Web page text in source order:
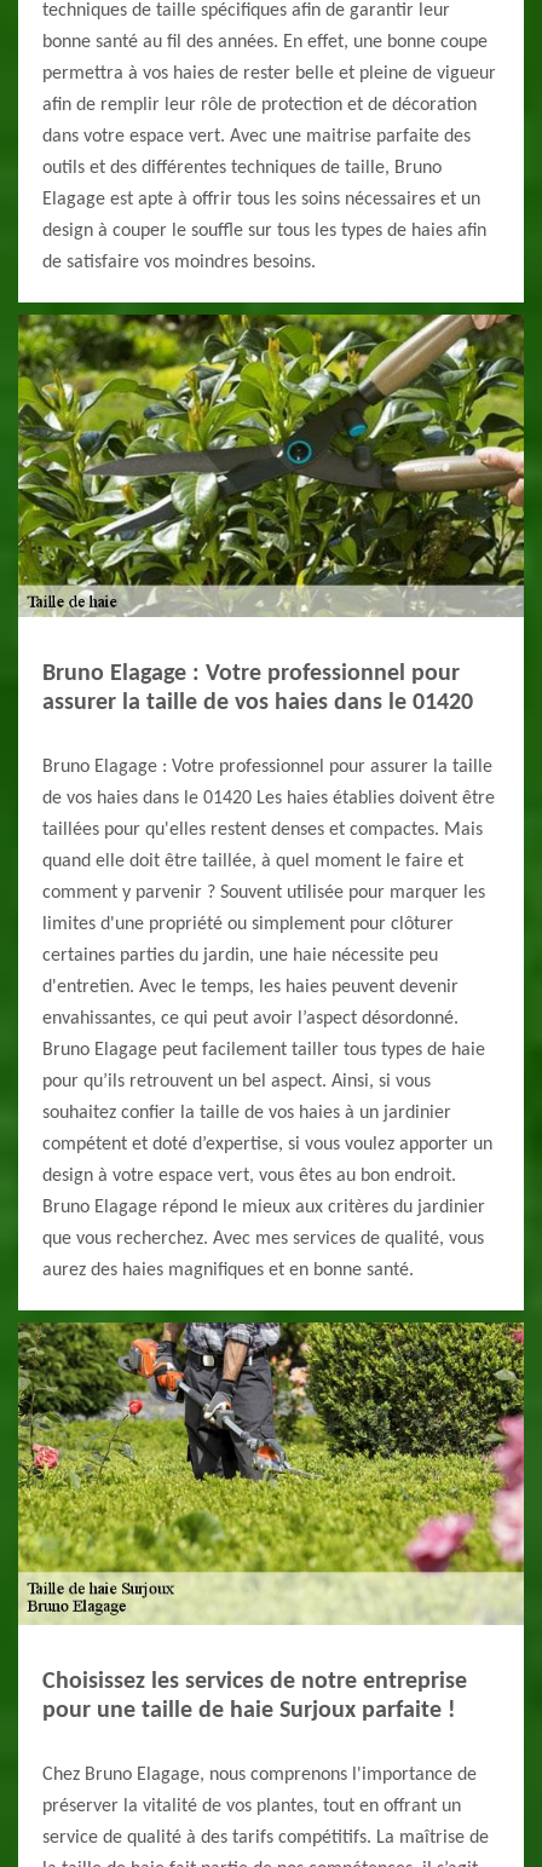
techniques de taille spécifiques afin de garantir leur
bonne santé au fil des années. En effet, une bonne coupe
permettra à vos haies de rester belle et pleine de vigueur
afin de remplir leur rôle de protection et de décoration
dans votre espace vert. Avec une maitrise parfaite des
outils et des différentes techniques de taille, Bruno
Elagage est apte à offrir tous les soins nécessaires et un
design à couper le souffle sur tous les types de haies afin
de satisfaire vos moindres besoins.
Bruno Elagage : Votre professionnel pour
assurer la taille de vos haies dans le 01420
Bruno Elagage : Votre professionnel pour assurer la taille
de vos haies dans le 01420 Les haies établies doivent être
taillées pour qu'elles restent denses et compactes. Mais
quand elle doit être taillée, à quel moment le faire et
comment y parvenir ? Souvent utilisée pour marquer les
limites d'une propriété ou simplement pour clôturer
certaines parties du jardin, une haie nécessite peu
d'entretien. Avec le temps, les haies peuvent devenir
envahissantes, ce qui peut avoir l’aspect désordonné.
Bruno Elagage peut facilement tailler tous types de haie
pour qu’ils retrouvent un bel aspect. Ainsi, si vous
souhaitez confier la taille de vos haies à un jardinier
compétent et doté d’expertise, si vous voulez apporter un
design à votre espace vert, vous êtes au bon endroit.
Bruno Elagage répond le mieux aux critères du jardinier
que vous recherchez. Avec mes services de qualité, vous
aurez des haies magnifiques et en bonne santé.
Choisissez les services de notre entreprise
pour une taille de haie Surjoux parfaite !
Chez Bruno Elagage, nous comprenons l'importance de
préserver la vitalité de vos plantes, tout en offrant un
service de qualité à des tarifs compétitifs. La maîtrise de